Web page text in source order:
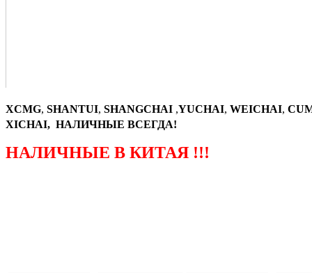
XCMG, SHANTUI, SHANGCHAI ,YUCHAI, WEICHAI,
XICHAI, НАЛИЧНЫЕ ВСЕГДА!
НАЛИЧНЫЕ В КИТАЯ !!!